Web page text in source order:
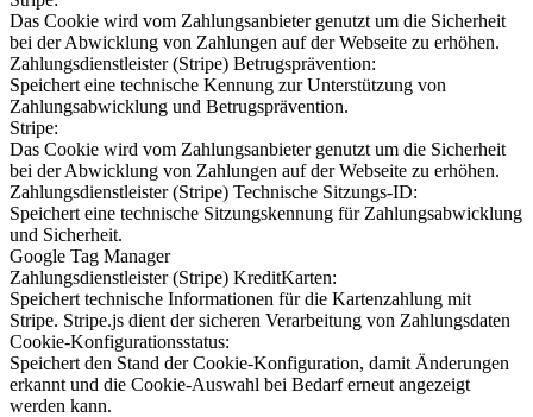
Das Cookie wird vom Zahlungsanbieter genutzt um die Sicherheit
bei der Abwicklung von Zahlungen auf der Webseite zu erhöhen.
Zahlungsdienstleister (Stripe) Betrugsprävention:
Speichert eine technische Kennung zur Unterstützung von
Zahlungsabwicklung und Betrugsprävention.
Stripe:
Das Cookie wird vom Zahlungsanbieter genutzt um die Sicherheit
bei der Abwicklung von Zahlungen auf der Webseite zu erhöhen.
Zahlungsdienstleister (Stripe) Technische Sitzungs-ID:
Speichert eine technische Sitzungskennung für Zahlungsabwicklung
und Sicherheit.
Google Tag Manager
Zahlungsdienstleister (Stripe) KreditKarten:
Speichert technische Informationen für die Kartenzahlung mit
Stripe. Stripe.js dient der sicheren Verarbeitung von Zahlungsdaten
Cookie-Konfigurationsstatus:
Speichert den Stand der Cookie-Konfiguration, damit Änderungen
erkannt und die Cookie-Auswahl bei Bedarf erneut angezeigt
werden kann.